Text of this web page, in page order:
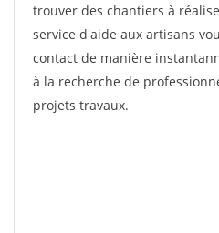
trouver des chantiers à
service d'aide aux artisans
contact de manière
à la recherche de
projets travaux.